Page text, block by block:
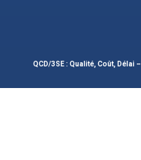
QCD/3SE : Qualité, Coût, Délai